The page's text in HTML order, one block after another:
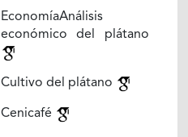
EconomíaAnálisis
económico del plátano
Cultivo del plátano
Cenicafé